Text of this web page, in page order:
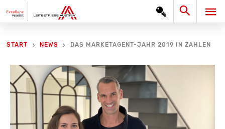
Inhalt
Search
START NEWS DAS MARKETAGENT-JAHR 2019 IN ZAHLEN